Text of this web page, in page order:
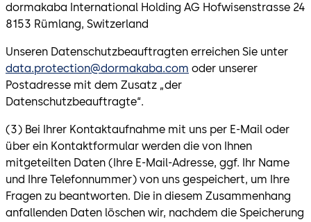
dormakaba International Holding AG Hofwisenstrasse 24
8153 Rümlang, Switzerland
Unseren Datenschutzbeauftragten erreichen Sie unter
data.protection@dormakaba.com oder unserer
Postadresse mit dem Zusatz „der
Datenschutzbeauftragte“.
(3) Bei Ihrer Kontaktaufnahme mit uns per E-Mail oder
über ein Kontaktformular werden die von Ihnen
mitgeteilten Daten (Ihre E-Mail-Adresse, ggf. Ihr Name
und Ihre Telefonnummer) von uns gespeichert, um Ihre
Fragen zu beantworten. Die in diesem Zusammenhang
anfallenden Daten löschen wir, nachdem die Speicherung